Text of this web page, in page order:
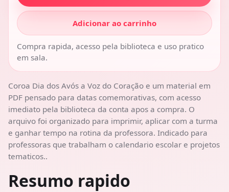
Adicionar ao carrinho
Compra rapida, acesso pela biblioteca e uso pratico
em sala.
Coroa Dia dos Avós a Voz do Coração e um material em
PDF pensado para datas comemorativas, com acesso
imediato pela biblioteca da conta apos a compra. O
arquivo foi organizado para imprimir, aplicar com a turma
e ganhar tempo na rotina da professora. Indicado para
professoras que trabalham o calendario escolar e projetos
tematicos..
Resumo rapido